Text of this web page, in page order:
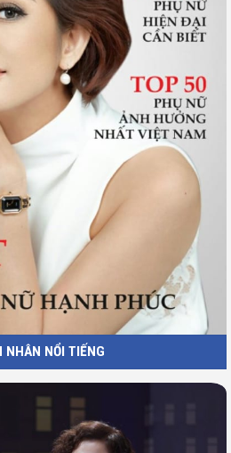
NHÂN NỔI TIẾNG